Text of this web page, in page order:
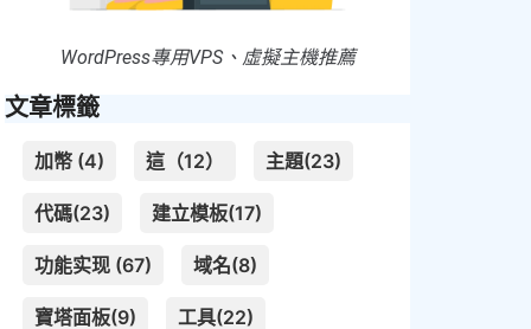
WordPress專用VPS、虛擬主機推薦
文章標籤
加幣 (4) 這（12） 主題(23)
代碼(23) 建立模板(17)
功能实现 (67) 域名(8)
寶塔面板(9) 工具(22)